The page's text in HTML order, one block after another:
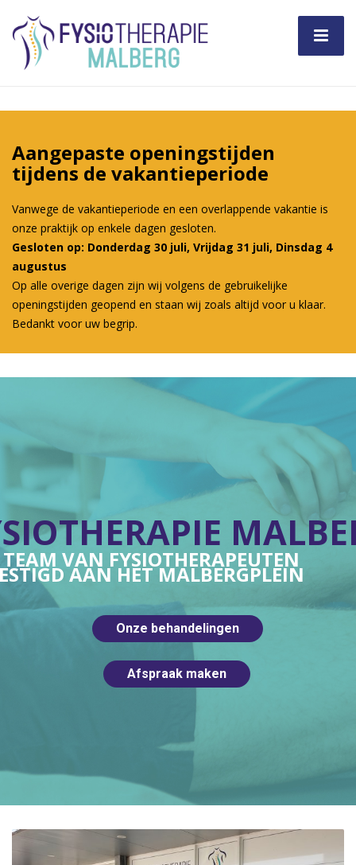
Aangepaste openingstijden
tijdens de vakantieperiode
Vanwege de vakantieperiode en een overlappende vakantie is
onze praktijk op enkele dagen gesloten.
Gesloten op: Donderdag 30 juli, Vrijdag 31 juli, Dinsdag 4
augustus
Op alle overige dagen zijn wij volgens de gebruikelijke
openingstijden geopend en staan wij zoals altijd voor u klaar.
Bedankt voor uw begrip.
VAN FYSIOTHERAPEUTEN
AAN HET MALBERGPLEIN
Onze behandelingen
Afspraak maken